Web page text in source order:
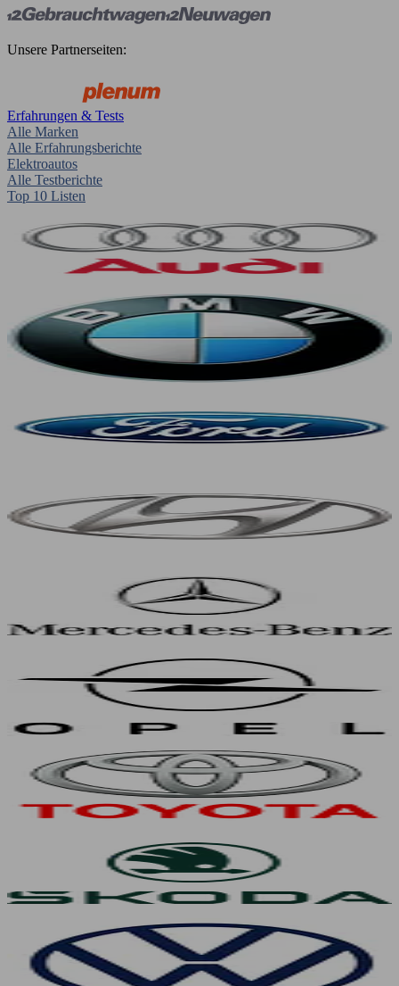
Unsere Partnerseiten:
Erfahrungen & Tests
Alle Marken
Alle Erfahrungsberichte
Elektroautos
Alle Testberichte
Top 10 Listen